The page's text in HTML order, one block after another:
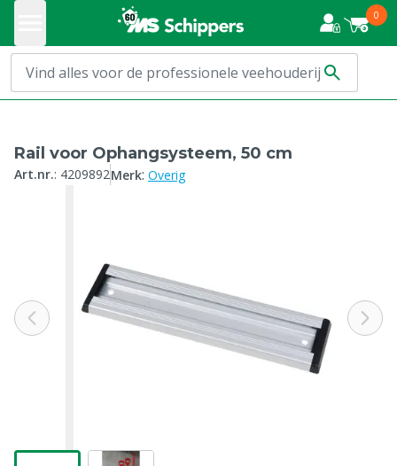
0
Rail voor Ophangsysteem, 50 cm
Art.nr.: 4209892Merk: Overig